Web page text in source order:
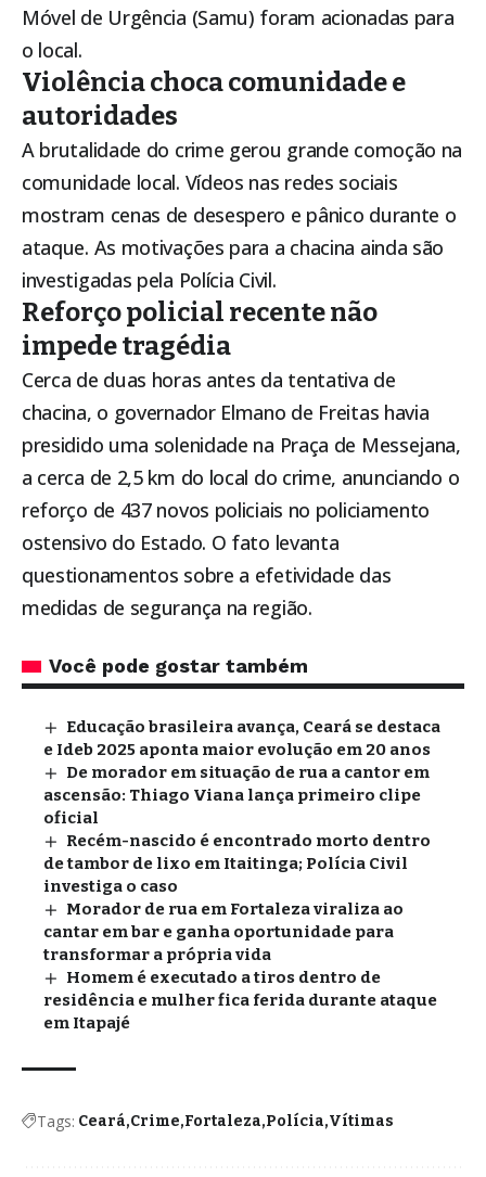
Móvel de Urgência (Samu) foram acionadas para
o local.
Violência choca comunidade e
autoridades
A brutalidade do crime gerou grande comoção na
comunidade local. Vídeos nas redes sociais
mostram cenas de desespero e pânico durante o
ataque. As motivações para a chacina ainda são
investigadas pela Polícia Civil.
Reforço policial recente não
impede tragédia
Cerca de duas horas antes da tentativa de
chacina, o governador Elmano de Freitas havia
presidido uma solenidade na Praça de Messejana,
a cerca de 2,5 km do local do crime, anunciando o
reforço de 437 novos policiais no policiamento
ostensivo do Estado. O fato levanta
questionamentos sobre a efetividade das
medidas de segurança na região.
Você pode gostar também
Educação brasileira avança, Ceará se destaca
e Ideb 2025 aponta maior evolução em 20 anos
De morador em situação de rua a cantor em
ascensão: Thiago Viana lança primeiro clipe
oficial
Recém-nascido é encontrado morto dentro
de tambor de lixo em Itaitinga; Polícia Civil
investiga o caso
Morador de rua em Fortaleza viraliza ao
cantar em bar e ganha oportunidade para
transformar a própria vida
Homem é executado a tiros dentro de
residência e mulher fica ferida durante ataque
em Itapajé
Tags: Ceará Crime Fortaleza Polícia Vítimas